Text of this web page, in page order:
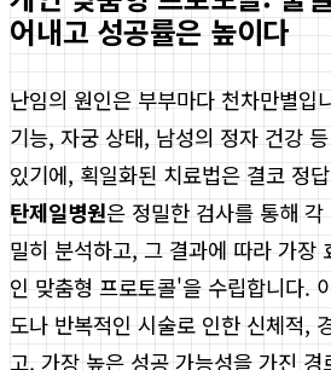
어내고 성공률은 높이다
난임의 원인은 부부마다 천차만별입
기능, 자궁 상태, 남성의 정자 건강
있기에, 획일화된 치료법은 결코 정
탄제일병원은 정밀한 검사를 통해
밀히 분석하고, 그 결과에 따라 가장
인 맞춤형 프로토콜'을 수립합니다.
도나 반복적인 시술로 인한 신체적,
고, 가장 높은 성공 가능성을 가진 경